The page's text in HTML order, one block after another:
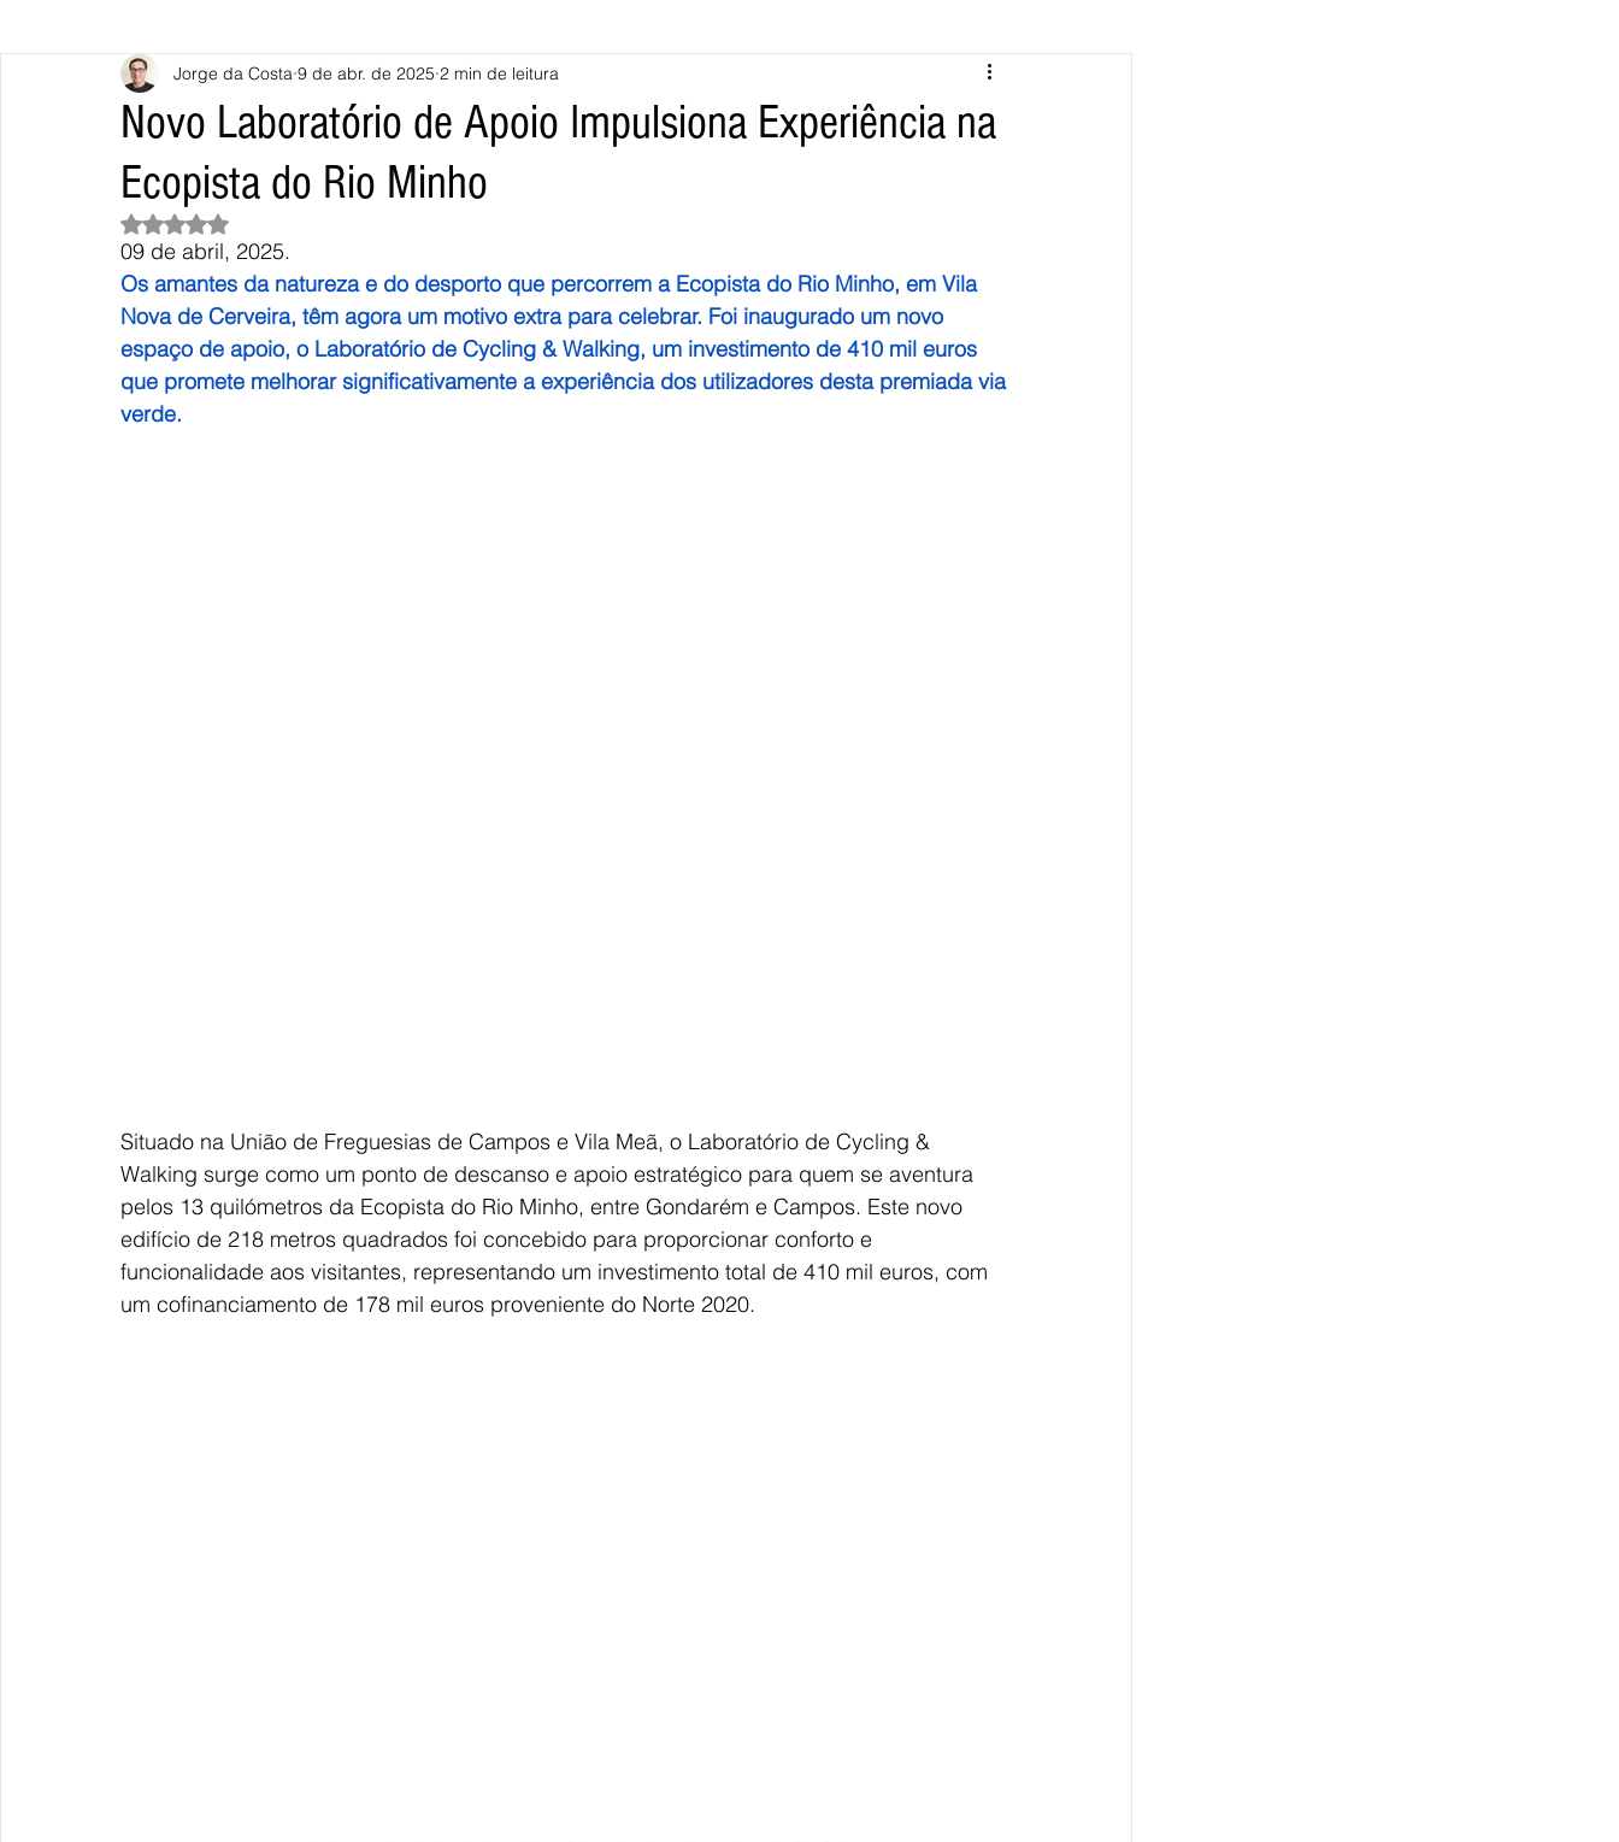
Vila Nova de Cerveira Monção Valença
Terras de Bouro Póvoa de Lanhoso Vieira do Minho
Novo Laboratório de Apoio Impulsiona Experiência na
Ecopista do Rio Minho
Jorge da Costa 9 de abr. de 2025 2 min de leitura
Avaliado com NaN de 5 estrelas.
09 de abril, 2025.
Os amantes da natureza e do desporto que percorrem a Ecopista do Rio Minho, em Vila
Nova de Cerveira, têm agora um motivo extra para celebrar. Foi inaugurado um novo
espaço de apoio, o Laboratório de Cycling & Walking, um investimento de 410 mil euros
que promete melhorar significativamente a experiência dos utilizadores desta premiada via
verde.
Situado na União de Freguesias de Campos e Vila Meã, o Laboratório de Cycling &
Walking surge como um ponto de descanso e apoio estratégico para quem se aventura
pelos 13 quilómetros da Ecopista do Rio Minho, entre Gondarém e Campos. Este novo
edifício de 218 metros quadrados foi concebido para proporcionar conforto e
funcionalidade aos visitantes, representando um investimento total de 410 mil euros, com
um cofinanciamento de 178 mil euros proveniente do Norte 2020.